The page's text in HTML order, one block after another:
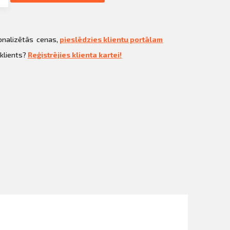
cenas, pieslēdzies klientu portālam
Reģistrējies klienta kartei!